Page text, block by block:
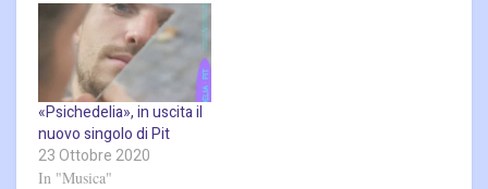
«Psichedelia», in uscita il
nuovo singolo di Pit
23 Ottobre 2020
In "Musica"